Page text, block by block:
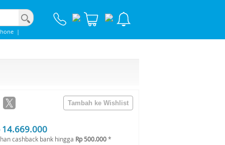
|
14.669.000
cashback bank hingga Rp 500.000*